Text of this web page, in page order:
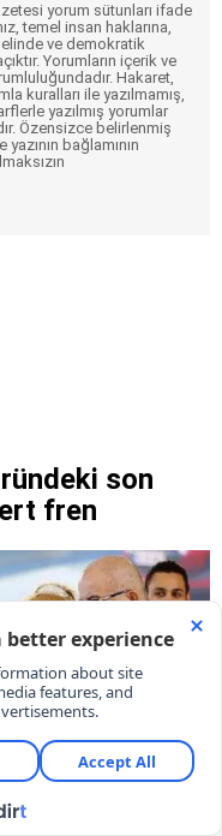
yorum sütunları ifade
temel insan haklarına,
ve demokratik
Yorumların içerik ve
Hakaret,
kuralları ile yazılmamış,
yazılmış yorumlar
Özensizce belirlenmiş
bağlamının
son
fren